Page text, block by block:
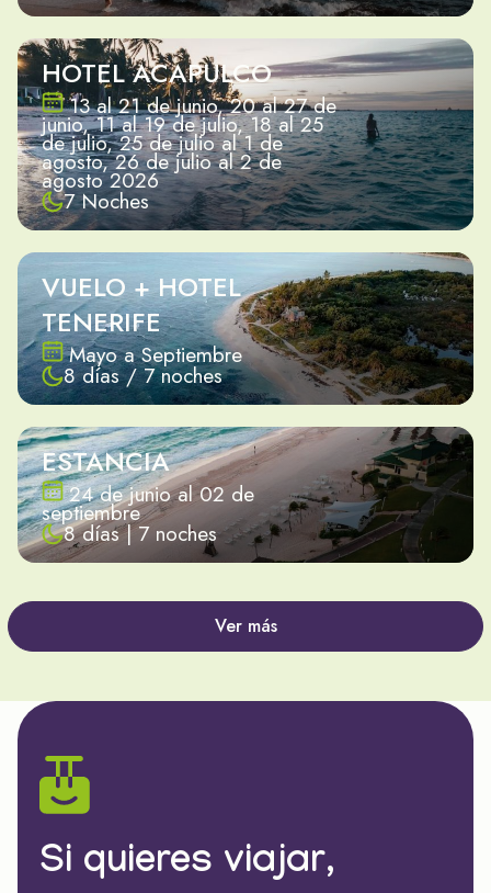
HOTEL ACAPULCO
13 al 21 de junio, 20 al 27 de
junio, 11 al 19 de julio, 18 al 25
de julio, 25 de julio al 1 de
agosto, 26 de julio al 2 de
agosto 2026
7 Noches
VUELO + HOTEL
TENERIFE
Mayo a Septiembre
8 días / 7 noches
ESTANCIA
24 de junio al 02 de
septiembre
8 días | 7 noches
Ver más
Si quieres viajar,